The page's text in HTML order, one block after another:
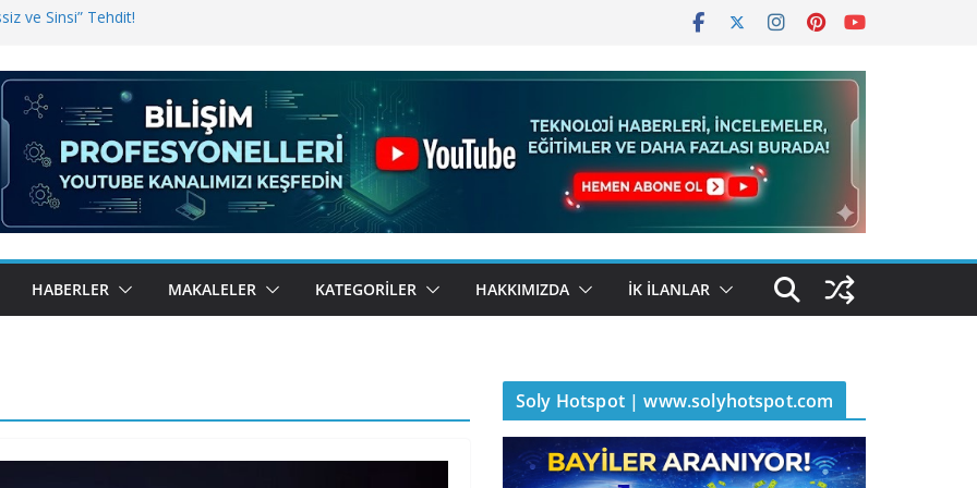
ve Sinsi” Tehdit!
Bugün BulutTahsilat’ta
Kemal Oral Tüm Sorularımızı
HABERLER MAKALELER KATEGORILER HAKKIMIZDA İK İLANLAR
Soly Hotspot | www.solyhotspot.com